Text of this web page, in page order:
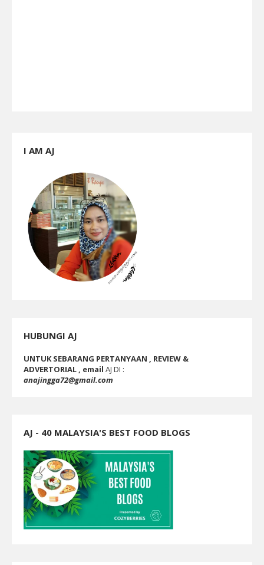
I AM AJ
HUBUNGI AJ
UNTUK SEBARANG PERTANYAAN , REVIEW &
ADVERTORIAL , email AJ DI :
anajingga72@gmail.com
AJ - 40 MALAYSIA'S BEST FOOD BLOGS